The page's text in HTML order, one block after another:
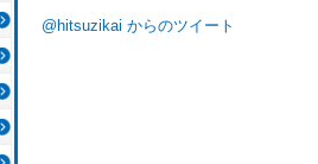
@hitsuzikai からのツイート